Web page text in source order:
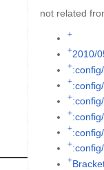
not related
+
+2010/
+
+
+
+
+
+
+